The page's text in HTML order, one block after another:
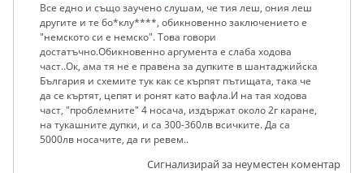
Все едно и също заучено слушам, че тия леш, ония леш
другите и те бо*клу****, обикновенно заключението е
"немското си е немско". Това говори
достатъчно.Обикновенно аргумента е слаба ходова
част..Ок, ама тя не е правена за дупките в шантаджийска
България и схемите тук как се кърпят пътищата, така че
да се къртят, цепят и ронят като вафла.И на тая ходова
част, "проблемните" 4 носача, издържат около 2г каране,
на тукашните дупки, и са 300-360лв всичките. Да са
5000лв носачите, да ги ревем..
Сигнализирай за неуместен коментар